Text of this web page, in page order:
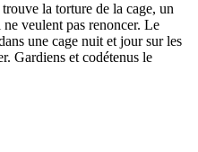
la torture de la cage, un
veulent pas renoncer. Le
une cage nuit et jour sur les
Gardiens et codétenus le